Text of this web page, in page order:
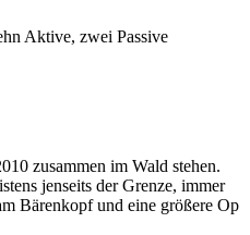
Aktive, zwei Passive
zusammen im Wald stehen.
jenseits der Grenze, immer
Bärenkopf und eine größere Op